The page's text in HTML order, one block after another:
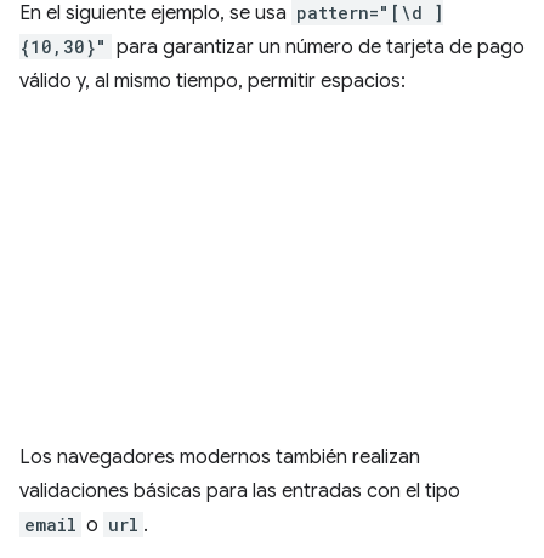
En el siguiente ejemplo, se usa pattern="[\d ]
{10,30}" para garantizar un número de tarjeta de pago
válido y, al mismo tiempo, permitir espacios:
Los navegadores modernos también realizan
validaciones básicas para las entradas con el tipo
email o url .